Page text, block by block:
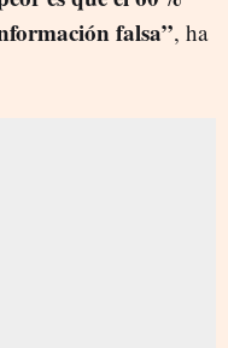
falsa”, ha